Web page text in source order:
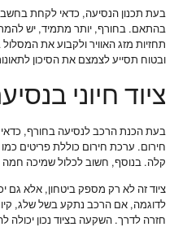
בעת תכנון הנסיעה, כדאי לקחת
בהתאם. בחורף, יותר מתמיד, יש
תחזיות מזג האוויר ולקבוע את
ובטוח תסייע לצמצם את הסיכון
ציוד חיוני
בעת הכנת הרכב לנסיעה בחורף, כדאי
חירום. ערכת חירום כוללת פריטים
קלה. בנוסף, חשוב לכלול שמיכה חמה
ציוד זה לא רק מספק ביטחון, אלא גם
לדוגמה, אם הרכב נתקע בשל שלג,
חזרה לדרך. השקעה בציוד נכון